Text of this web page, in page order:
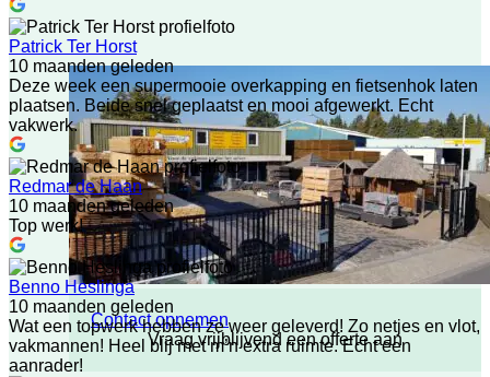
Contact opnemen
Vraag vrijblijvend een offerte aan
Patrick Ter Horst
10 maanden geleden
Deze week een supermooie overkapping en fietsenhok laten
plaatsen. Beide snel geplaatst en mooi afgewerkt. Echt
vakwerk.
Redmar de Haan
10 maanden geleden
Top werk!
Benno Heslinga
10 maanden geleden
Wat een topwerk hebben ze weer geleverd! Zo netjes en vlot,
vakmannen! Heel blij met m’n extra ruimte. Echt een
aanrader!